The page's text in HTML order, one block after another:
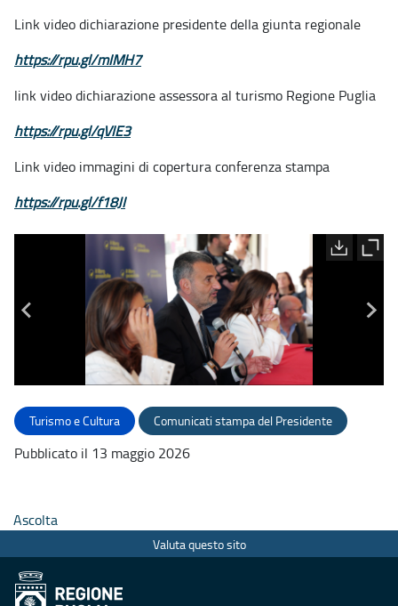
Link video dichiarazione presidente della giunta regionale
https://rpu.gl/mIMH7
link video dichiarazione assessora al turismo Regione Puglia
https://rpu.gl/qVIE3
Link video immagini di copertura conferenza stampa
https://rpu.gl/f18JI
Turismo e Cultura Comunicati stampa del Presidente
Pubblicato il 13 maggio 2026
Ascolta
Valuta questo sito